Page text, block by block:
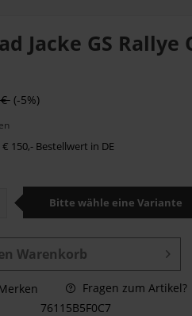
Jacke GS Rallye
€(-5%)
150,- Bestellwert in DE
Bitte wähle eine Variante
Warenkorb
Fragen zum Artikel?
76115B5F0C7